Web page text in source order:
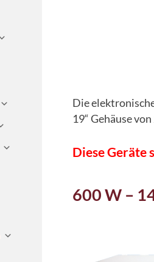
Die
19“ Gehäuse
Diese Geräte
600 W –